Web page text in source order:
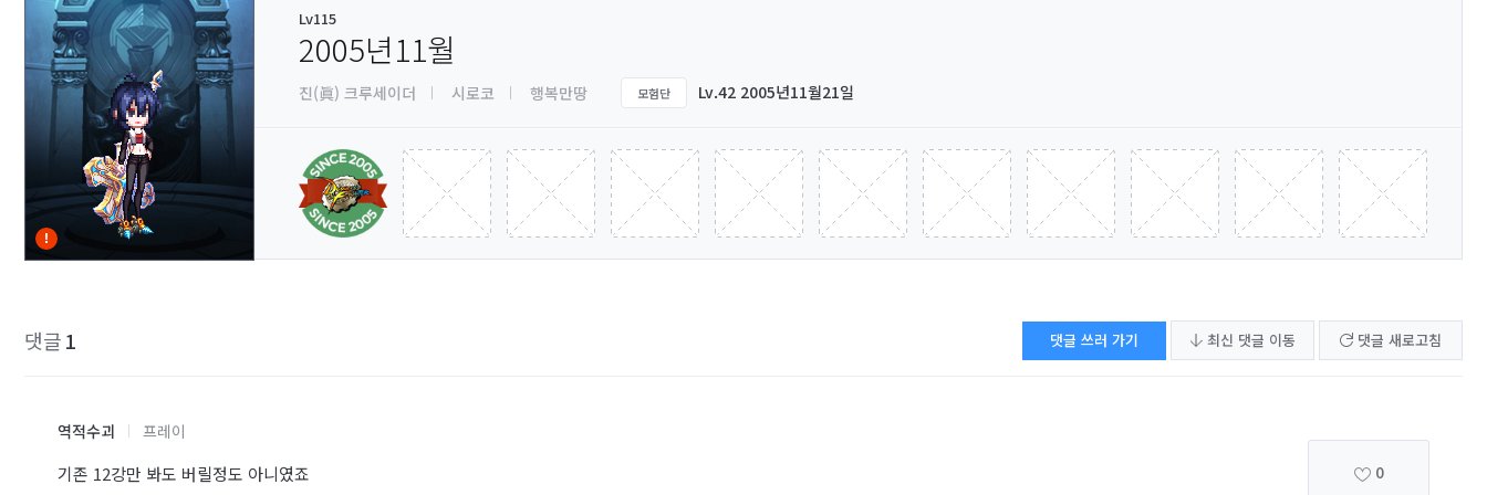
Lv115
2005년11월
진(眞) 크루세이더 시로코 행복만땅 모험단 Lv.42 2005년11월21일
댓글1 댓글 쓰러 가기 최신 댓글 이동 댓글 새로고침
역적수괴 프레이
기존 12강만 봐도 버릴정도 아니였죠 0